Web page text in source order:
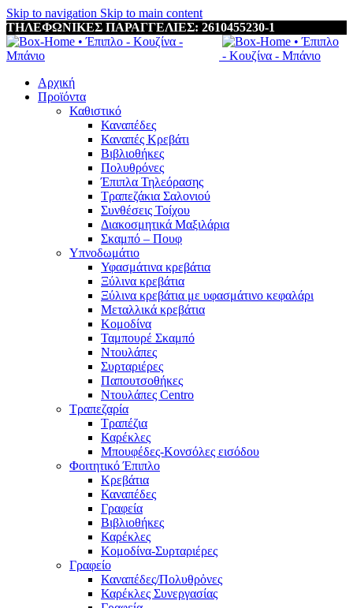
Skip to navigation Skip to main content
ΤΗΛΕΦΩΝΙΚΕΣ ΠΑΡΑΓΓΕΛΙΕΣ: 2610455230-1
Αρχική
Προϊόντα
Καθιστικό
Καναπέδες
Καναπές Κρεβάτι
Βιβλιοθήκες
Πολυθρόνες
Έπιπλα Τηλεόρασης
Τραπεζάκια Σαλονιού
Συνθέσεις Τοίχου
Διακοσμητικά Μαξιλάρια
Σκαμπό – Πουφ
Υπνοδωμάτιο
Υφασμάτινα κρεβάτια
Ξύλινα κρεβάτια
Ξύλινα κρεβάτια με υφασμάτινο κεφαλάρι
Mεταλλικά κρεβάτια
Κομοδίνα
Ταμπουρέ Σκαμπό
Ντουλάπες
Συρταριέρες
Παπουτσοθήκες
Ντουλάπες Centro
Τραπεζαρία
Τραπέζια
Καρέκλες
Μπουφέδες-Κονσόλες εισόδου
Φοιτητικό Έπιπλο
Κρεβάτια
Καναπέδες
Γραφεία
Βιβλιοθήκες
Καρέκλες
Κομοδίνα-Συρταριέρες
Γραφείο
Καναπέδες/Πολυθρὀνες
Καρέκλες Συνεργασίας